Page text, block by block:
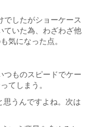
でしたがショーケース
ていた為、わざわざ他
気になった点。
つものスピードでケー
てしまう。
うんですよね。次は